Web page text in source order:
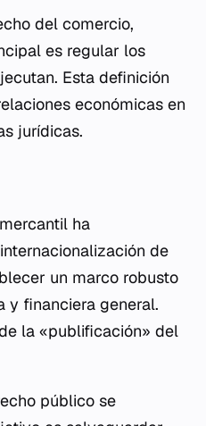
del comercio,
es regular los
Esta definición
económicas en
jurídicas.
ha
de
un marco robusto
y financiera general.
la «publificación» del
público se